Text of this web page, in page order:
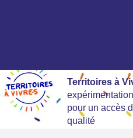
Territoires à
pour un accès
qualité